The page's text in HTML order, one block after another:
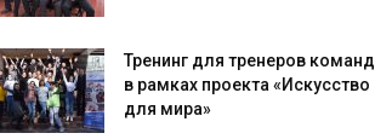
Тренинг для тренеров команд
в рамках проекта «Искусство
для мира»